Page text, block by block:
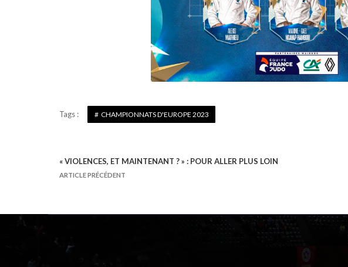
Tags : CHAMPIONNATS D'EUROPE 2023
N
a
« VIOLENCES, ET MAINTENANT ? » : POUR ALLER PLUS LOIN
ARTICLE PRÉCÉDENT